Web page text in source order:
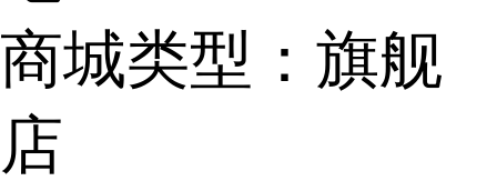
多类目旗舰店
商城类型： 旗舰
店